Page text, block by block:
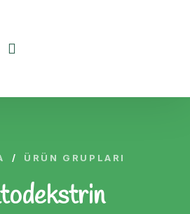
/ ÜRÜN GRUPLARI